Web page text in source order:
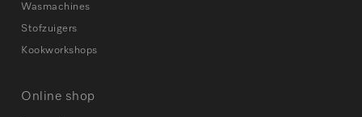
Wasmachines
Stofzuigers
Kookworkshops
Online shop